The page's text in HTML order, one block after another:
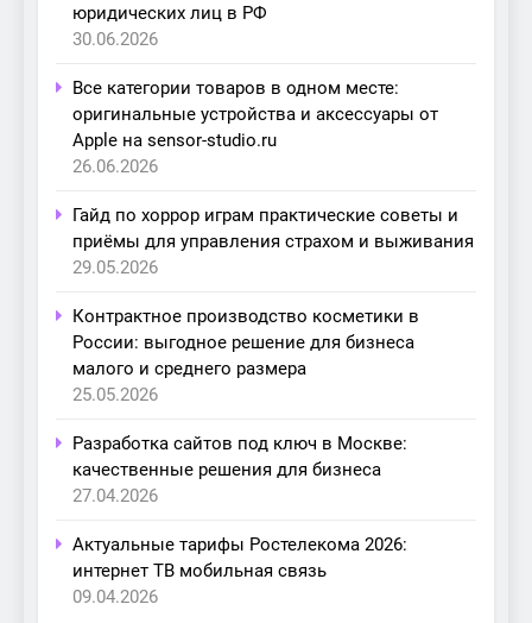
юридических лиц в РФ
30.06.2026
Все категории товаров в одном месте:
оригинальные устройства и аксессуары от
Apple на sensor-studio.ru
26.06.2026
Гайд по хоррор играм практические советы и
приёмы для управления страхом и выживания
29.05.2026
Контрактное производство косметики в
России: выгодное решение для бизнеса
малого и среднего размера
25.05.2026
Разработка сайтов под ключ в Москве:
качественные решения для бизнеса
27.04.2026
Актуальные тарифы Ростелекома 2026:
интернет ТВ мобильная связь
09.04.2026